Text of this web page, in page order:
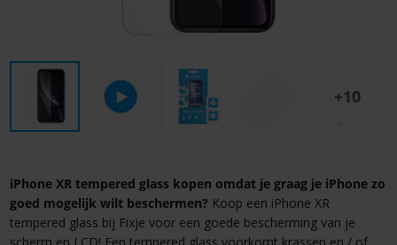
+10
iPhone XR tempered glass kopen omdat je graag je iPhone zo
goed mogelijk wilt beschermen? Koop een iPhone XR
tempered glass bij Fixje voor een goede bescherming van je